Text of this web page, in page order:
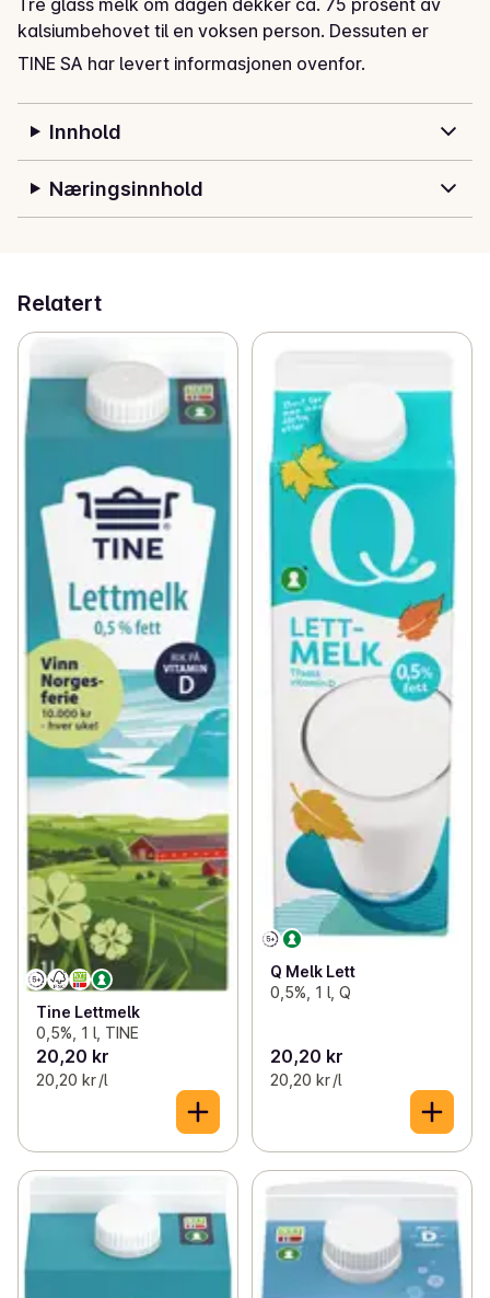
kalsiumbehovet til en voksen person. Dessuten er
melk en viktig kilde til jod i det norske kostholdet.
TINE SA har levert informasjonen ovenfor.
Innhold
Næringsinnhold
Relatert
Tine Lettmelk
0,5%, 1 l, TINE
20,20 kr
20,20 kr /l
Q Melk Lett
0,5%, 1 l, Q
20,20 kr
20,20 kr /l